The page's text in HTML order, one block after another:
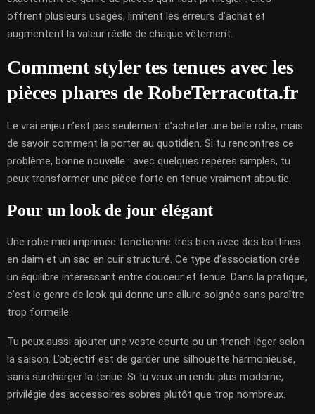
offrent plusieurs usages, limitent les erreurs d’achat et
augmentent la valeur réelle de chaque vêtement.
Comment styler tes tenues avec les
pièces phares de RobeTerracotta.fr
Le vrai enjeu n’est pas seulement d’acheter une belle robe, mais
de savoir comment la porter au quotidien. Si tu rencontres ce
problème, bonne nouvelle : avec quelques repères simples, tu
peux transformer une pièce forte en tenue vraiment aboutie.
Pour un look de jour élégant
Une robe midi imprimée fonctionne très bien avec des bottines
en daim et un sac en cuir structuré. Ce type d’association crée
un équilibre intéressant entre douceur et tenue. Dans la pratique,
c’est le genre de look qui donne une allure soignée sans paraître
trop formelle.
Tu peux aussi ajouter une veste courte ou un trench léger selon
la saison. L’objectif est de garder une silhouette harmonieuse,
sans surcharger la tenue. Si tu veux un rendu plus moderne,
privilégie des accessoires sobres plutôt que trop nombreux.